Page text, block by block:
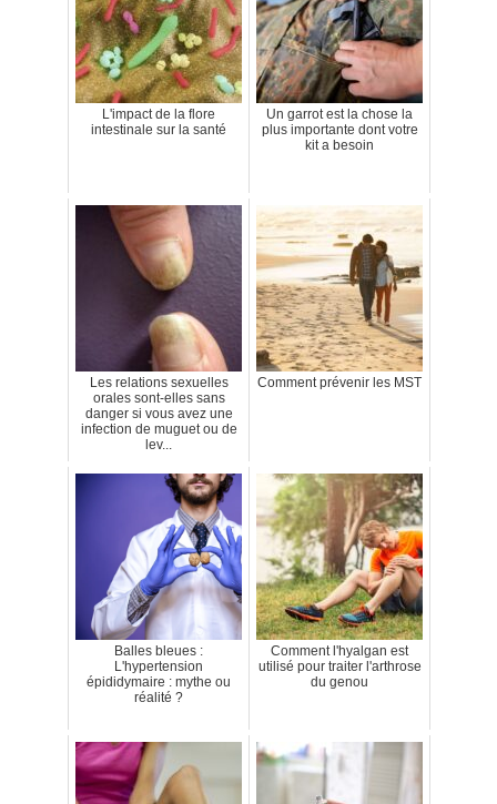
L'impact de la flore
intestinale sur la santé
Un garrot est la chose la
plus importante dont votre
kit a besoin
Les relations sexuelles
orales sont-elles sans
danger si vous avez une
infection de muguet ou de
lev...
Comment prévenir les MST
Balles bleues :
L'hypertension
épididymaire : mythe ou
réalité ?
Comment l'hyalgan est
utilisé pour traiter l'arthrose
du genou